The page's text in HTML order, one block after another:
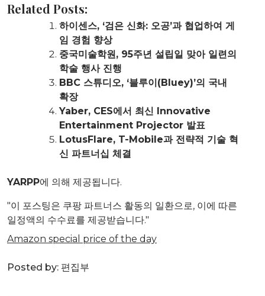
Related Posts:
하이센스, ‘검은 신화: 오공’과 협업하여 게
임 경험 향상
중국미술학원, 95주년 설립일 맞아 일련의
학술 행사 진행
BBC 스튜디오, ‘블루이(Bluey)’의 국내
확장
Yaber, CES에서 최신 Innovative
Entertainment Projector 발표
LotusFlare, T-Mobile과 전략적 기술 혁
신 파트너십 체결
YARPP에 의해 제공됩니다.
"이 포스팅은 쿠팡 파트너스 활동의 일환으로, 이에 따른
일정액의 수수료를 제공받습니다."
Amazon special price of the day
Posted by: 편집부